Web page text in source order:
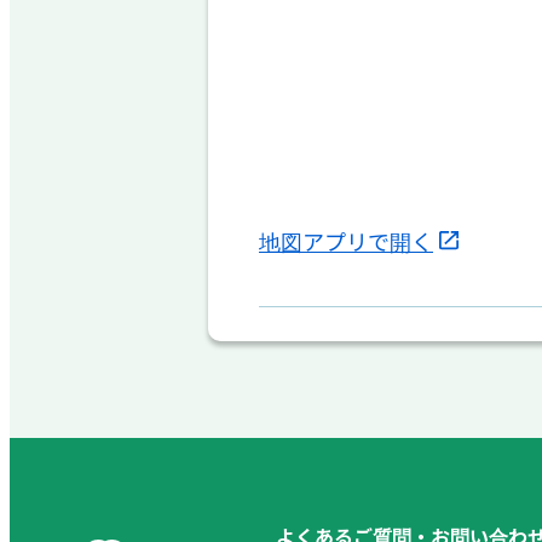
地図アプリで開く
よくあるご質問・お問い合わ